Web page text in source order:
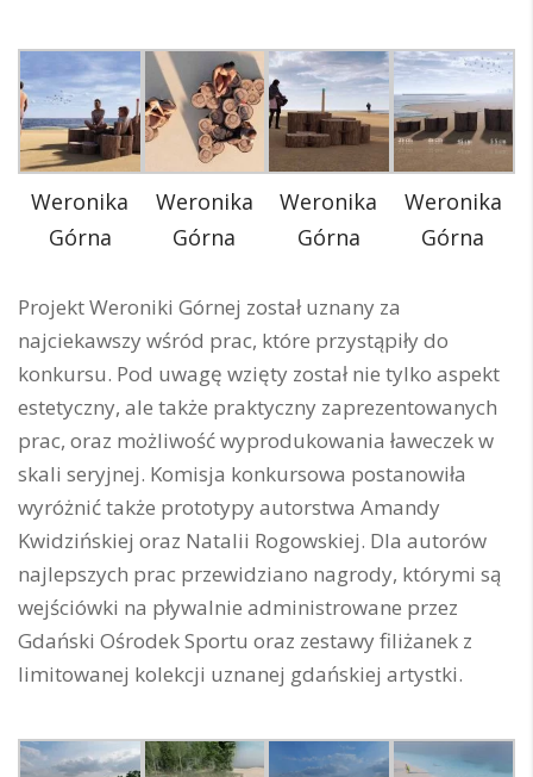
Weronika
Górna
Weronika
Górna
Weronika
Górna
Weronika
Górna
Projekt Weroniki Górnej został uznany za
najciekawszy wśród prac, które przystąpiły do
konkursu. Pod uwagę wzięty został nie tylko aspekt
estetyczny, ale także praktyczny zaprezentowanych
prac, oraz możliwość wyprodukowania ławeczek w
skali seryjnej. Komisja konkursowa postanowiła
wyróżnić także prototypy autorstwa Amandy
Kwidzińskiej oraz Natalii Rogowskiej. Dla autorów
najlepszych prac przewidziano nagrody, którymi są
wejściówki na pływalnie administrowane przez
Gdański Ośrodek Sportu oraz zestawy filiżanek z
limitowanej kolekcji uznanej gdańskiej artystki.